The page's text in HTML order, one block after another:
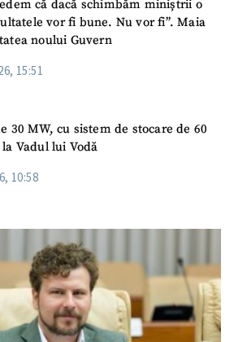
că dacă schimbăm miniștrii o
vor fi bune. Nu vor fi”. Maia
noului Guvern
15:51
30 MW, cu sistem de stocare de 60
Vadul lui Vodă
10:58